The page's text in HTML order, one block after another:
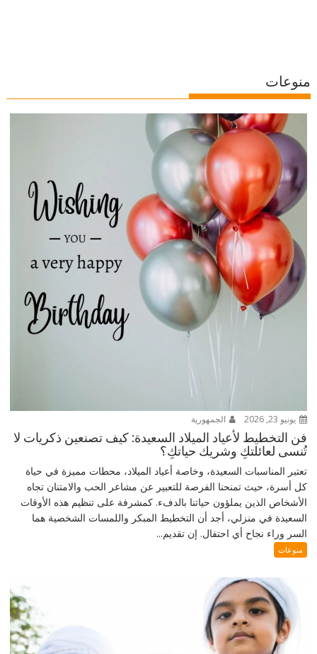
منوعات
يونيو 23, 2026 الجمهورية
فن التخطيط لأعياد الميلاد السعيدة: كيف تصنعين ذكريات لا
تُنسى لعائلتكِ وشريك حياتكِ؟
تعتبر المناسبات السعيدة، وخاصة أعياد الميلاد، محطات مميزة في حياة
كل أسرة، حيث تمنحنا الفرصة للتعبير عن مشاعر الحب والامتنان تجاه
الأشخاص الذين يملؤون حياتنا بالدفء. كمشرفة على تنظيم هذه الأوقات
السعيدة في منزلي، أجد أن التخطيط المبكر واللمسات الشخصية هما
السر وراء نجاح أي احتفال. إن تقديم...
منوعات